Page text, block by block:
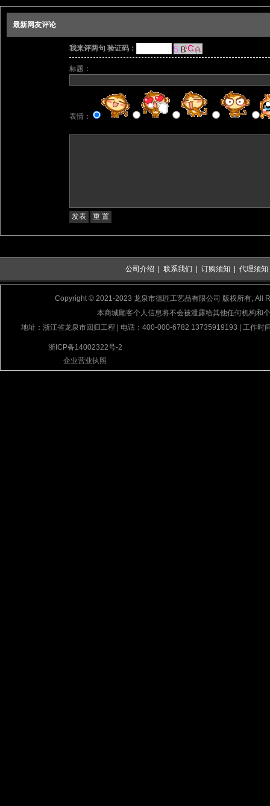
最新网友评论
我来评两句 验证码：
标题：
表情：
公司介绍 联系我们 订购须知 代理须知
Copyright © 2021-2023 龙泉市德匠工艺品有限公司 版权所有, All
本商城顾客个人信息将不会被泄露给其他任何机构和
地址：浙江省龙泉市回归工程 | 电话：400-000-6782 13735919193 | 工作时
浙ICP备14002322号-2
企业营业执照